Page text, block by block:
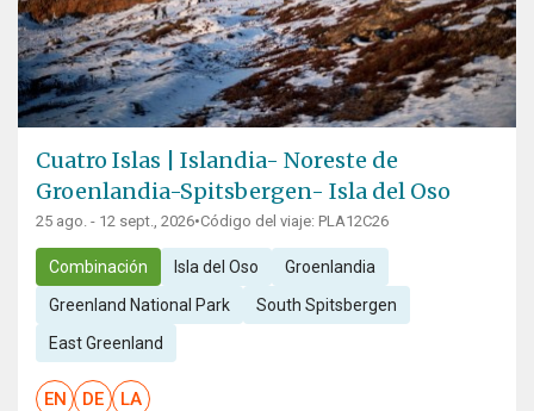
Cuatro Islas | Islandia- Noreste de
Groenlandia-Spitsbergen- Isla del Oso
25 ago. - 12 sept., 2026•Código del viaje: PLA12C26
Combinación Isla del Oso Groenlandia
Greenland National Park South Spitsbergen
East Greenland
EN DE LA